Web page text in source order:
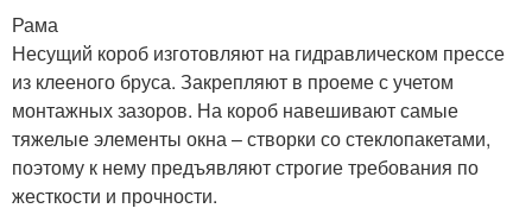
Рама
Несущий короб изготовляют на гидравлическом прессе
из клееного бруса. Закрепляют в проеме с учетом
монтажных зазоров. На короб навешивают самые
тяжелые элементы окна – створки со стеклопакетами,
поэтому к нему предъявляют строгие требования по
жесткости и прочности.